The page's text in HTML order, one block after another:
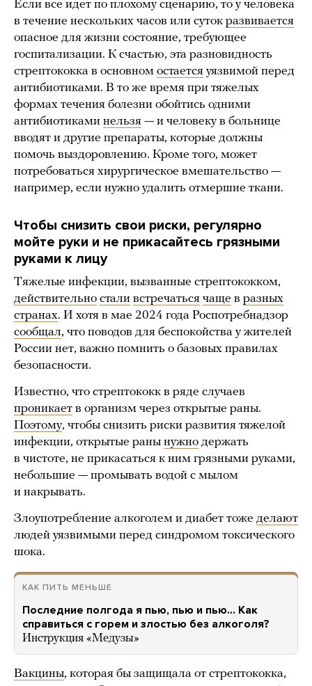
Если все идет по плохому сценарию, то у человека
в течение нескольких часов или суток развивается
опасное для жизни состояние, требующее
госпитализации. К счастью, эта разновидность
стрептококка в основном остается уязвимой перед
антибиотиками. В то же время при тяжелых
формах течения болезни обойтись одними
антибиотиками нельзя — и человеку в больнице
вводят и другие препараты, которые должны
помочь выздоровлению. Кроме того, может
потребоваться хирургическое вмешательство —
например, если нужно удалить отмершие ткани.
Чтобы снизить свои риски, регулярно
мойте руки и не прикасайтесь грязными
руками к лицу
Тяжелые инфекции, вызванные стрептококком,
действительно стали встречаться чаще в разных
странах. И хотя в мае 2024 года Роспотребнадзор
сообщал, что поводов для беспокойства у жителей
России нет, важно помнить о базовых правилах
безопасности.
Известно, что стрептококк в ряде случаев
проникает в организм через открытые раны.
Поэтому, чтобы снизить риски развития тяжелой
инфекции, открытые раны нужно держать
в чистоте, не прикасаться к ним грязными руками,
небольшие — промывать водой с мылом
и накрывать.
Злоупотребление алкоголем и диабет тоже делают
людей уязвимыми перед синдромом токсического
шока.
КАК ПИТЬ МЕНЬШЕ
Последние полгода я пью, пью и пью… Как
справиться с горем и злостью без алкоголя?
Инструкция «Медузы»
Вакцины, которая бы защищала от стрептококка,